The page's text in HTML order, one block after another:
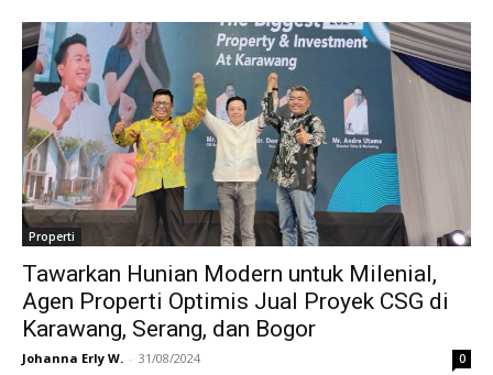
Properti
Tawarkan Hunian Modern untuk Milenial,
Agen Properti Optimis Jual Proyek CSG di
Karawang, Serang, dan Bogor
Johanna Erly W. - 31/08/2024 0